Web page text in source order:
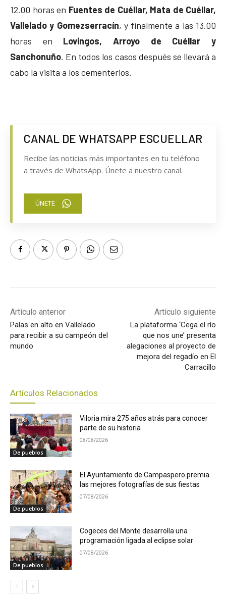
12.00 horas en Fuentes de Cuéllar, Mata de Cuéllar,
Vallelado y Gomezserracín, y finalmente a las 13.00
horas en Lovingos,Arroyo de Cuéllar y
Sanchonuño. En todos los casos después se llevará a
cabo la visita a los cementerios.
CANAL DE WHATSAPP ESCUELLAR
Recibe las noticias más importantes en tu teléfono
a través de WhatsApp. Únete a nuestro canal.
ÚNETE
Artículo anterior
Palas en alto en Vallelado
para recibir a su campeón del
mundo
Artículo siguiente
La plataforma ‘Cega el río
que nos une’ presenta
alegaciones al proyecto de
mejora del regadío en El
Carracillo
Artículos Relacionados
De pueblos
Viloria mira 275 años atrás para conocer
parte de su historia
08/08/2026
De pueblos
El Ayuntamiento de Campaspero premia
las mejores fotografías de sus fiestas
07/08/2026
De pueblos
Cogeces del Monte desarrolla una
programación ligada al eclipse solar
07/08/2026